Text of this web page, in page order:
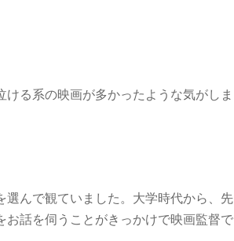
る系の映画が多かったような気がしま
んで観ていました。大学時代から、先
話を伺うことがきっかけで映画監督で